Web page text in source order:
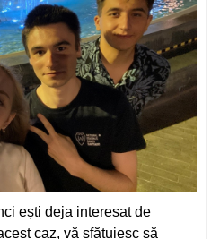
ești deja interesat de
caz, vă sfătuiesc să